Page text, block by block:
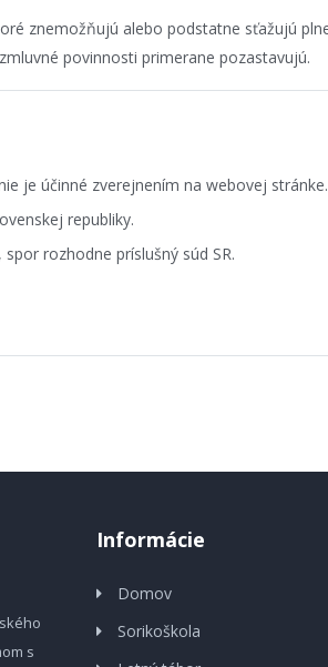
znemožňujú alebo podstatne sťažujú
povinnosti primerane pozastavujú.
je účinné zverejnením na webovej stránke.
republiky.
rozhodne príslušný súd SR.
s
Informácie
Domov
Sorikoškola